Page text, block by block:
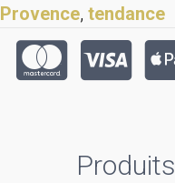
Provence, tendance